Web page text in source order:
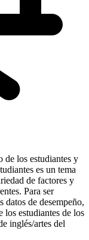
de los estudiantes y
es un tema
de factores y
Para ser
datos de desempeño,
los estudiantes de los
inglés/artes del